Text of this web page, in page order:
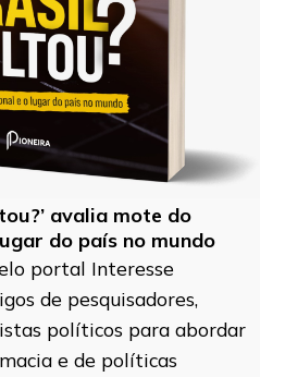
avalia mote do
do país no mundo
portal Interesse
de pesquisadores,
políticos para abordar
e de políticas